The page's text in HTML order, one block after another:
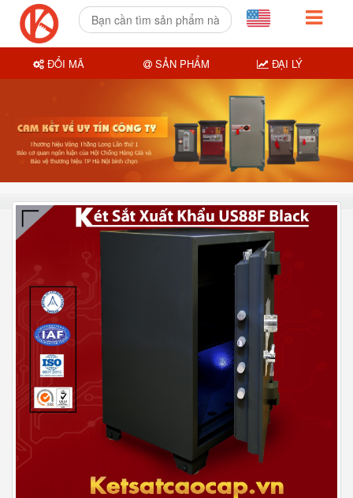
ĐỔI MÃ SẢN PHẨM ĐẠI LÝ